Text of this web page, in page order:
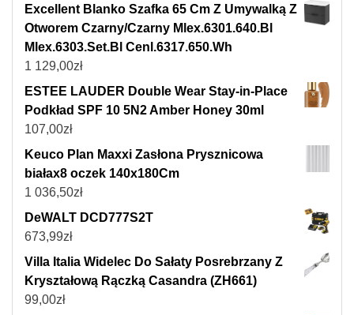
Excellent Blanko Szafka 65 Cm Z Umywalką Z
Otworem Czarny/Czarny Mlex.6301.640.Bl
Mlex.6303.Set.Bl Cenl.6317.650.Wh
1 129,00zł
ESTEE LAUDER Double Wear Stay-in-Place
Podkład SPF 10 5N2 Amber Honey 30ml
107,00zł
Keuco Plan Maxxi Zasłona Prysznicowa
białax8 oczek 140x180Cm
1 036,50zł
DeWALT DCD777S2T
673,99zł
Villa Italia Widelec Do Sałaty Posrebrzany Z
Kryształową Rączką Casandra (ZH661)
99,00zł